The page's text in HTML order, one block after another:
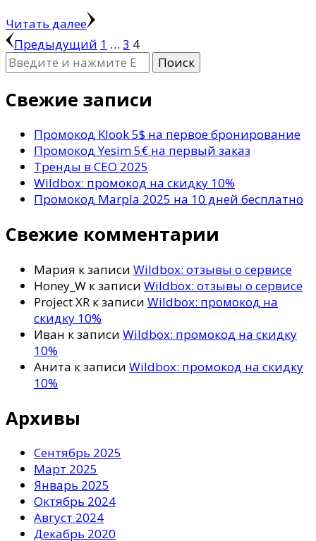
Читать далее
Пагинация
записей
Предыдущий Страница
1 … Страница
3 Страница
4
Ищите
что-
то?
Свежие записи
Промокод Klook 5$ на первое бронирование
Промокод Yesim 5€ на первый заказ
Тренды в СЕО 2025
Wildbox: промокод на скидку 10%
Промокод Marpla 2025 на 10 дней бесплатно
Свежие комментарии
Мария к записи Wildbox: отзывы о сервисе
Honey_W к записи Wildbox: отзывы о сервисе
Project XR к записи Wildbox: промокод на
скидку 10%
Иван к записи Wildbox: промокод на скидку
10%
Анита к записи Wildbox: промокод на скидку
10%
Архивы
Сентябрь 2025
Март 2025
Январь 2025
Октябрь 2024
Август 2024
Декабрь 2020